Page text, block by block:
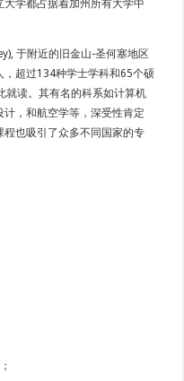
大学都占据着加州所有大学中
于附近的旧金山-圣何塞地区
超过134种学士学科和65个硕
就读。其有名的科系如计算机
，和航空学等，深受性肯定
也吸引了众多不同国家的专